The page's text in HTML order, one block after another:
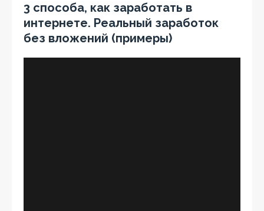
3 способа, как заработать в
интернете. Реальный заработок
без вложений (примеры)